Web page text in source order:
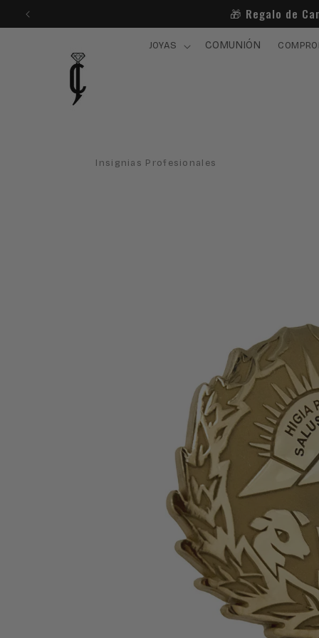
directamente
al contenido
🎁​ Regalo de
JOYAS COMUNIÓN
Insignias Profesionales